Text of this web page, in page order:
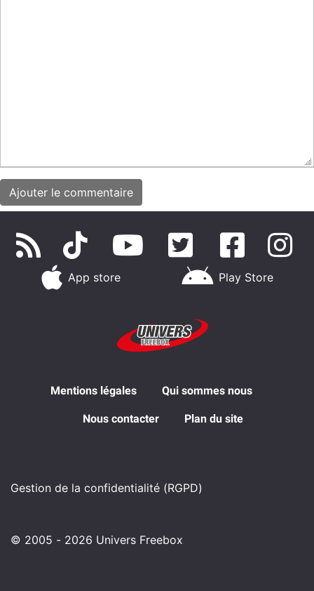
App store Play Store
Mentions légales Qui sommes nous
Nous contacter Plan du site
Gestion de la confidentialité (RGPD)
© 2005 - 2026 Univers Freebox